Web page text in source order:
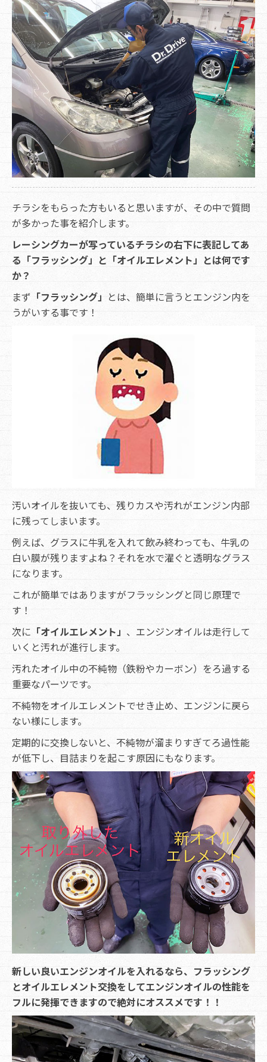
チラシをもらった方もいると思いますが、その中で質問
が多かった事を紹介します。
レーシングカーが写っているチラシの右下に表記してあ
る「フラッシング」と「オイルエレメント」とは何です
か？
まず 「フラッシング」 とは、簡単に言うとエンジン内を
うがいする事です！
汚いオイルを抜いても、残りカスや汚れがエンジン内部
に残ってしまいます。
例えば、グラスに牛乳を入れて飲み終わっても、牛乳の
白い膜が残りますよね？それを水で濯ぐと透明なグラス
になります。
これが簡単ではありますがフラッシングと同じ原理で
す！
次に 「オイルエレメント」 、エンジンオイルは走行して
いくと汚れが進行します。
汚れたオイル中の不純物（鉄粉やカーボン）をろ過する
重要なパーツです。
不純物をオイルエレメントでせき止め、エンジンに戻ら
ない様にします。
定期的に交換しないと、不純物が溜まりすぎてろ過性能
が低下し、目詰まりを起こす原因にもなります。
新しい良いエンジンオイルを入れるなら、フラッシング
とオイルエレメント交換をしてエンジンオイルの性能を
フルに発揮できますので絶対にオススメです！！